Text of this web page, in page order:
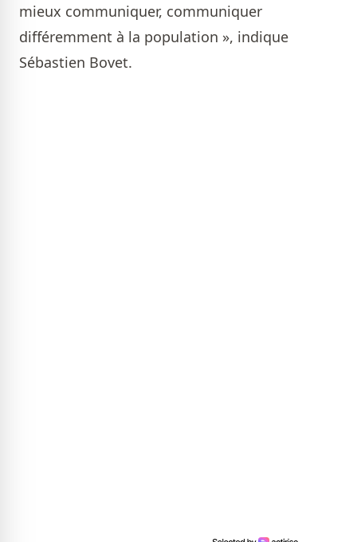
mieux communiquer, communiquer
différemment à la population », indique
Sébastien Bovet.